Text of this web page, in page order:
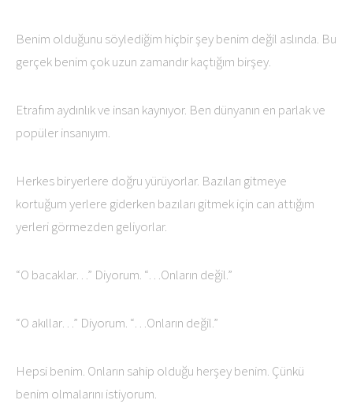
Benim olduğunu söylediğim hiçbir şey benim değil aslında. Bu
gerçek benim çok uzun zamandır kaçtığım birşey.
Etrafım aydınlık ve insan kaynıyor. Ben dünyanın en parlak ve
popüler insanıyım.
Herkes biryerlere doğru yürüyorlar. Bazıları gitmeye
kortuğum yerlere giderken bazıları gitmek için can attığım
yerleri görmezden geliyorlar.
“O bacaklar…” Diyorum. “…Onların değil.”
“O akıllar…” Diyorum. “…Onların değil.”
Hepsi benim. Onların sahip olduğu herşey benim. Çünkü
benim olmalarını istiyorum.